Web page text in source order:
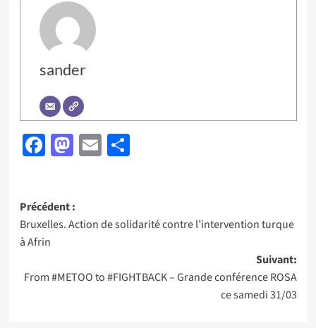
sander
Facebook
Mastodon
EmailPartager
Navigation
d’article
Précédent :
Bruxelles. Action de solidarité contre l’intervention turque
à Afrin
Suivant:
From #METOO to #FIGHTBACK – Grande conférence ROSA
ce samedi 31/03